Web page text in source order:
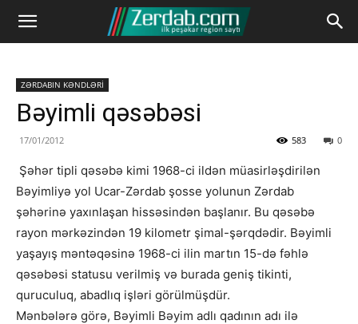
ZƏRDABIN KƏNDLƏRİ
Bəyimli qəsəbəsi
17/01/2012 0
583
Şəhər tipli qəsəbə kimi 1968-ci ildən müasirləşdirilən
Bəyimliyə yol Ucar-Zərdab şosse yolunun Zərdab
şəhərinə yaxınlaşan hissəsindən başlanır. Bu qəsəbə
rayon mərkəzindən 19 kilometr şimal-şərqdədir. Bəyimli
yaşayış məntəqəsinə 1968-ci ilin martın 15-də fəhlə
qəsəbəsi statusu verilmiş və burada geniş tikinti,
quruculuq, abadlıq işləri görülmüşdür.
Mənbələrə görə, Bəyimli Bəyim adlı qadının adı ilə